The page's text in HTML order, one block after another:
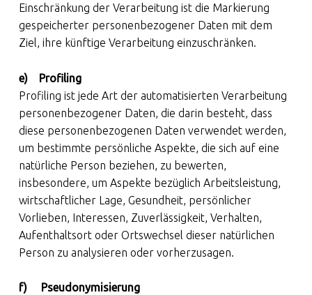
Einschränkung der Verarbeitung ist die Markierung
gespeicherter personenbezogener Daten mit dem
Ziel, ihre künftige Verarbeitung einzuschränken.
e) Profiling
Profiling ist jede Art der automatisierten Verarbeitung
personenbezogener Daten, die darin besteht, dass
diese personenbezogenen Daten verwendet werden,
um bestimmte persönliche Aspekte, die sich auf eine
natürliche Person beziehen, zu bewerten,
insbesondere, um Aspekte bezüglich Arbeitsleistung,
wirtschaftlicher Lage, Gesundheit, persönlicher
Vorlieben, Interessen, Zuverlässigkeit, Verhalten,
Aufenthaltsort oder Ortswechsel dieser natürlichen
Person zu analysieren oder vorherzusagen.
f) Pseudonymisierung